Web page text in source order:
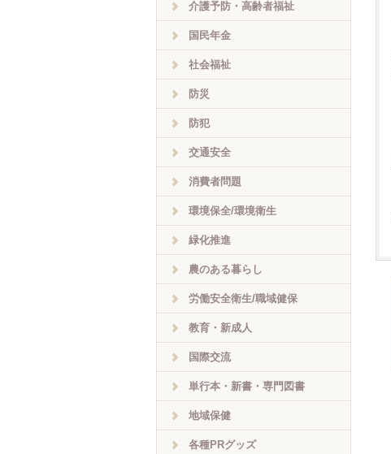
介護予防・高齢者福祉
国民年金
社会福祉
防災
防犯
交通安全
消費者問題
環境保全/環境衛生
緑化推進
農のある暮らし
労働安全衛生/職域健保
教育・新成人
国際交流
単行本・新書・専門図書
地域保健
各種PRグッズ